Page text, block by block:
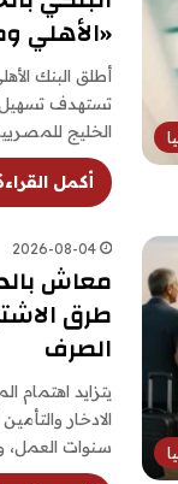
«الأهلي
أطلق البنك
تستهدف
الخليج
أكمل
2026-08-04
معاش
طرق
الصرف
يتزايد اهتمام
الادخار
سنوات العمل،